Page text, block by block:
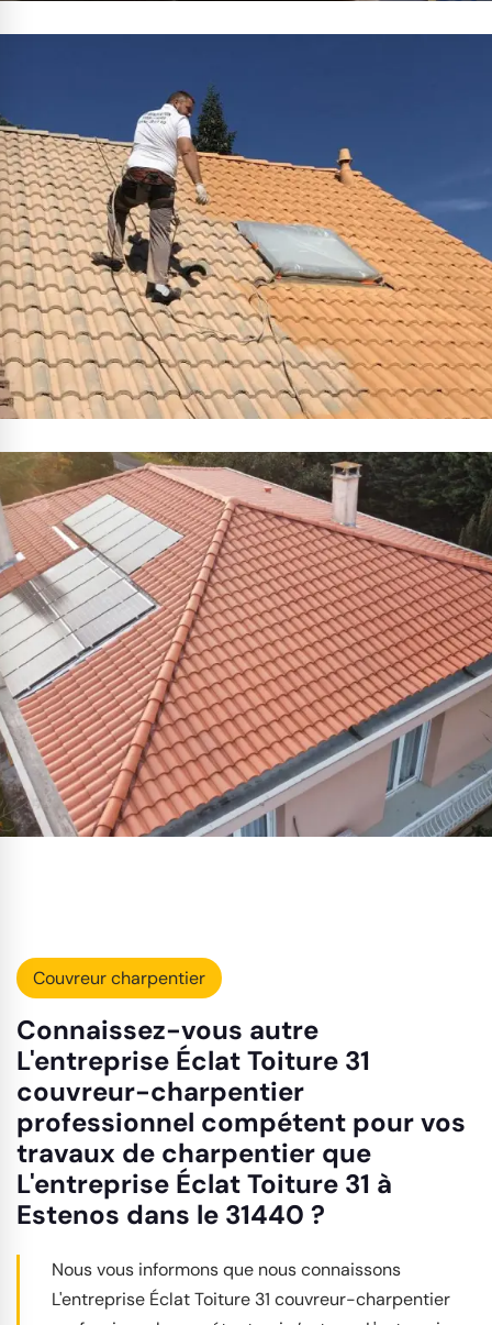
Couvreur charpentier
Connaissez-vous autre
L'entreprise Éclat Toiture 31
couvreur-charpentier
professionnel compétent pour vos
travaux de charpentier que
L'entreprise Éclat Toiture 31 à
Estenos dans le 31440 ?
Nous vous informons que nous connaissons
L'entreprise Éclat Toiture 31 couvreur-charpentier